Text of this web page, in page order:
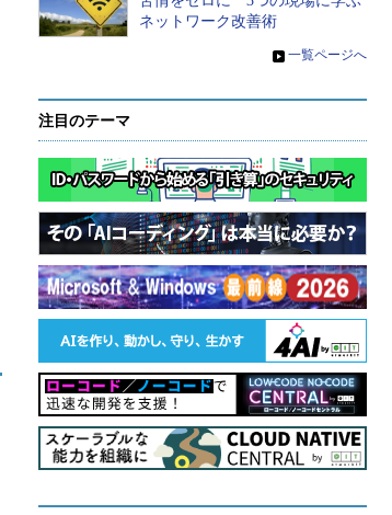
ネットワーク改善術
» 一覧ページへ
注目のテーマ